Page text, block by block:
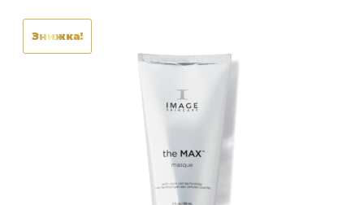
Знижка!